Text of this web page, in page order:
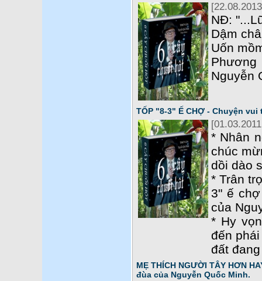
NĐ:
Dậm
Uốn
Nguyễn
TỐP "8-3" Ế CHỢ - Chuyện
* Nhân
chúc
dồi dào
* Trân
3" ế
của
* Hy
đến
đất
MẸ THÍCH NGƯỜI TÂY HƠN
đùa của Nguyễn Quốc Minh.